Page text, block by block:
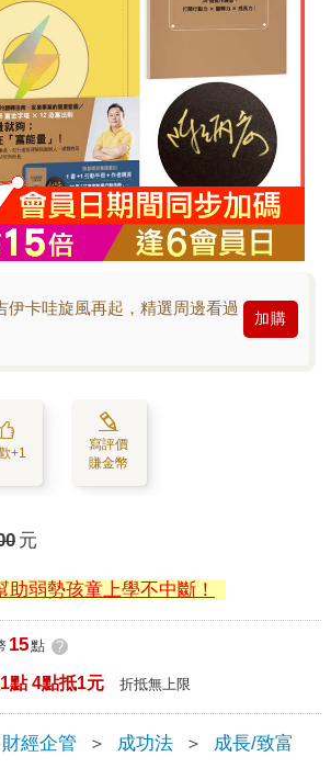
卡哇旋風再起，精選周邊看過
加購
+1
寫評價
賺金幣
元
弱勢孩童上學不中斷！
15點 ?
點 4點抵1元 折抵無上限
財經企管 ＞ 成功法 ＞ 成長/致富